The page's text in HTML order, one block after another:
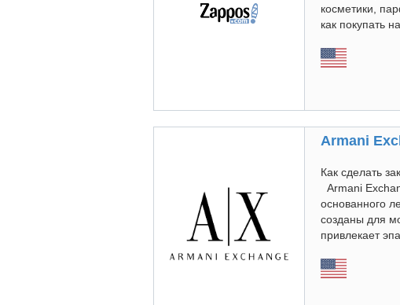
косметики,
как покупать
Armani
Как сделать
Armani
основанного
созданы для
привлекает